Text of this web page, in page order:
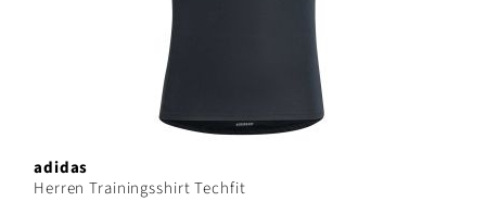
adidas
Herren Trainingsshirt Techfit